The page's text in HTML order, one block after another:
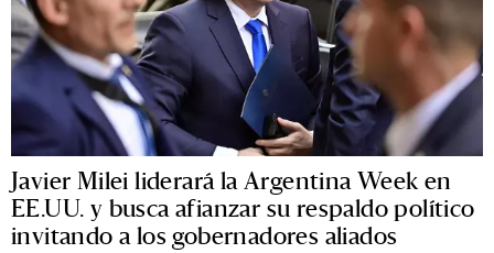
Javier Milei liderará la Argentina Week en
EE.UU. y busca afianzar su respaldo político
invitando a los gobernadores aliados